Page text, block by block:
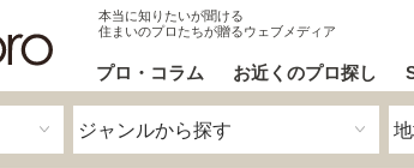
本当に知りたいが聞ける
住まいのプロたちが贈るウェブメディア
プロ・コラム お近くのプロ探し